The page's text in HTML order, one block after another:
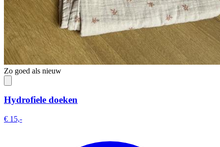
Zo goed als nieuw
Hydrofiele doeken
€ 15,-